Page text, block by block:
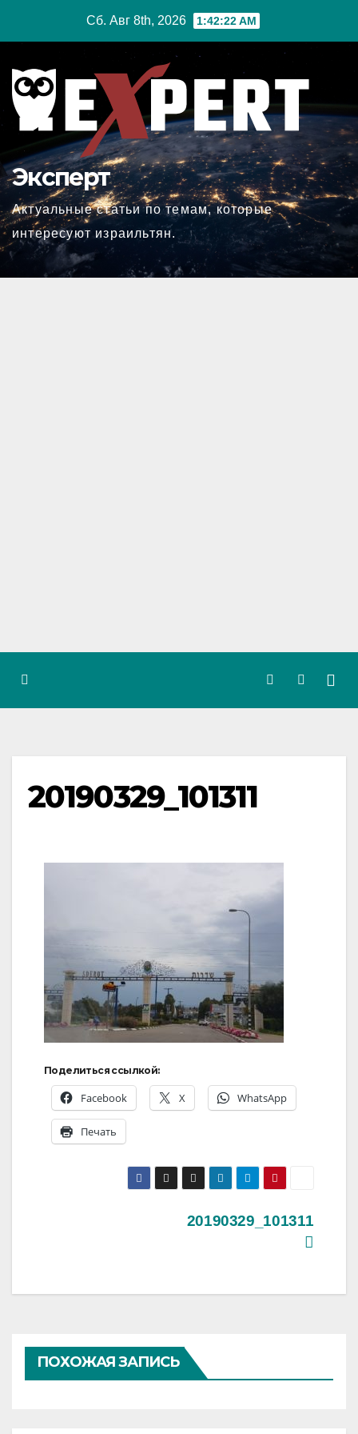
Сб. Авг 8th, 2026 1:42:23 AM
Эксперт
Актуальные статьи по темам, которые
интересуют израильтян.
20190329_101311
Поделиться ссылкой:
Facebook X WhatsApp
Печать
записям
20190329_101311
ПОХОЖАЯ ЗАПИСЬ